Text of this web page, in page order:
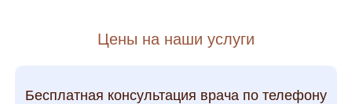
Цены на наши услуги
Бесплатная консультация врача по телефону